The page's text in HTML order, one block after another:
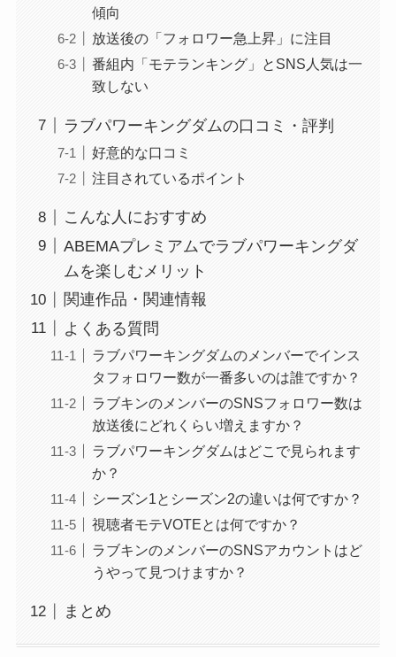
傾向
放送後の「フォロワー急上昇」に注目
番組内「モテランキング」とSNS人気は一
致しない
ラブパワーキングダムの口コミ・評判
好意的な口コミ
注目されているポイント
こんな人におすすめ
ABEMAプレミアムでラブパワーキングダ
ムを楽しむメリット
関連作品・関連情報
よくある質問
ラブパワーキングダムのメンバーでインス
タフォロワー数が一番多いのは誰ですか？
ラブキンのメンバーのSNSフォロワー数は
放送後にどれくらい増えますか？
ラブパワーキングダムはどこで見られます
か？
シーズン1とシーズン2の違いは何ですか？
視聴者モテVOTEとは何ですか？
ラブキンのメンバーのSNSアカウントはど
うやって見つけますか？
まとめ